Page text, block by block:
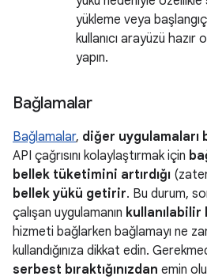
yükleme veya
kullanıcı arayüzü
yapın.
Bağlamalar
Bağlamalar, diğer
API çağrısını kolaylaştırmak için
bellek tüketimini artırdığı
bellek yükü getirir. Bu durum,
çalışan uygulamanın kullanılabilir
hizmeti bağlarken bağlamayı ne
kullandığınıza dikkat edin.
serbest bıraktığınızdan emin